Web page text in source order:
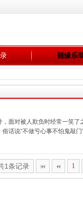
随缘乐
面对被人欺负时经常一笑
说“不做亏心事不怕鬼敲门
1条记录 1